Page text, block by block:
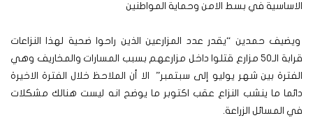
الاساسية في بسط الامن وحماية المواطنين
ويضيف حمدين “يقدر عدد المزارعين الذين راحوا ضحية لهذا النزاعات
قرابة الـ50 مزارع قتلوا داخل مزارعهم بسبب المسارات والمخاريف وهي
الفترة بين شهر يوليو إلى سبتمبر” الا أن الملاحظ خلال الفترة الاخيرة
دائما ما ينشب النزاع عقب اكتوبر ما يوضح انه ليست هنالك مشكلات
في المسائل الزراعة.